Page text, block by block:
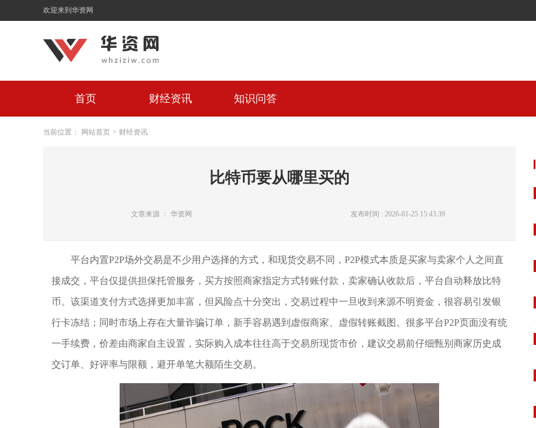
欢迎来到华资网
首页 财经资讯 知识问答
当前位置： 网站首页 > 财经资讯
比特币要从哪里买的
文章来源 ： 华资网 发布时间 : 2026-01-25 15:43:39
平台内置P2P场外交易是不少用户选择的方式，和现货交易不同，P2P模式本质是买家与卖家个人之间直
接成交，平台仅提供担保托管服务，买方按照商家指定方式转账付款，卖家确认收款后，平台自动释放比特
币。该渠道支付方式选择更加丰富，但风险点十分突出，交易过程中一旦收到来源不明资金，很容易引发银
行卡冻结；同时市场上存在大量诈骗订单，新手容易遇到虚假商家、虚假转账截图。很多平台P2P页面没有统
一手续费，价差由商家自主设置，实际购入成本往往高于交易所现货市价，建议交易前仔细甄别商家历史成
交订单、好评率与限额，避开单笔大额陌生交易。